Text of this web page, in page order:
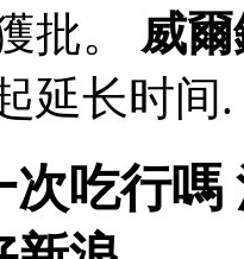
批。 威
延长时间.
吃行